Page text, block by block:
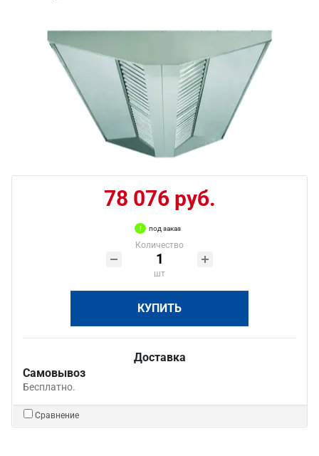
78 076 руб.
под заказ
Количество
шт
КУПИТЬ
Доставка
Самовывоз
Бесплатно.
Сравнение